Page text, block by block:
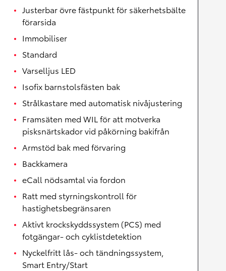
Justerbar övre fästpunkt för säkerhetsbälte
förarsida
Immobiliser
Standard
Varselljus LED
Isofix barnstolsfästen bak
Strålkastare med automatisk nivåjustering
Framsäten med WIL för att motverka
pisksnärtskador vid påkörning bakifrån
Armstöd bak med förvaring
Backkamera
eCall nödsamtal via fordon
Ratt med styrningskontroll för
hastighetsbegränsaren
Aktivt krockskyddssystem (PCS) med
fotgängar- och cyklistdetektion
Nyckelfritt lås- och tändningssystem,
Smart Entry/Start